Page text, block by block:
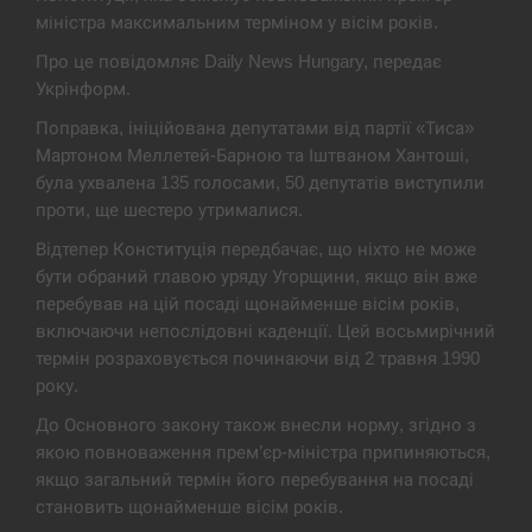
Экс-послу в США Стефанишиной вручили новое
СЕРПЕНЬ
14:40
У Росії розгортається ракетний підрозділ КНДР –
Reuters
СЕРПЕНЬ
14:23
Поставки ракет для ПВО сократились втрое,
хотя у партнеров они…
СЕРПЕНЬ
У Румунії затоплять чотири баржі для
збільшення потоку води до…
СЕРПЕНЬ
міністра максимальним терміном у вісім років.
Про це повідомляє Daily News Hungary, передає
Укрінформ.
Поправка, ініційована депутатами від партії «Тиса»
Мартоном Меллетей-Барною та Іштваном Хантоші,
була ухвалена 135 голосами, 50 депутатів виступили
проти, ще шестеро утрималися.
Відтепер Конституція передбачає, що ніхто не може
бути обраний главою уряду Угорщини, якщо він вже
перебував на цій посаді щонайменше вісім років,
включаючи непослідовні каденції. Цей восьмирічний
термін розраховується починаючи від 2 травня 1990
року.
До Основного закону також внесли норму, згідно з
якою повноваження прем’єр-міністра припиняються,
якщо загальний термін його перебування на посаді
становить щонайменше вісім років.